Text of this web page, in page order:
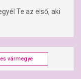
Te az első, aki
vármegye